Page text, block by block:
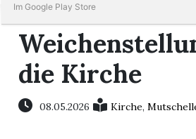
Immobilien
Veranstaltungen
die Kirche
08.05.2026 Kirche,
Im Google Play Store